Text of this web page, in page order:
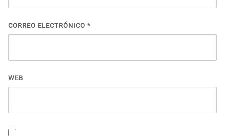
CORREO ELECTRÓNICO *
WEB